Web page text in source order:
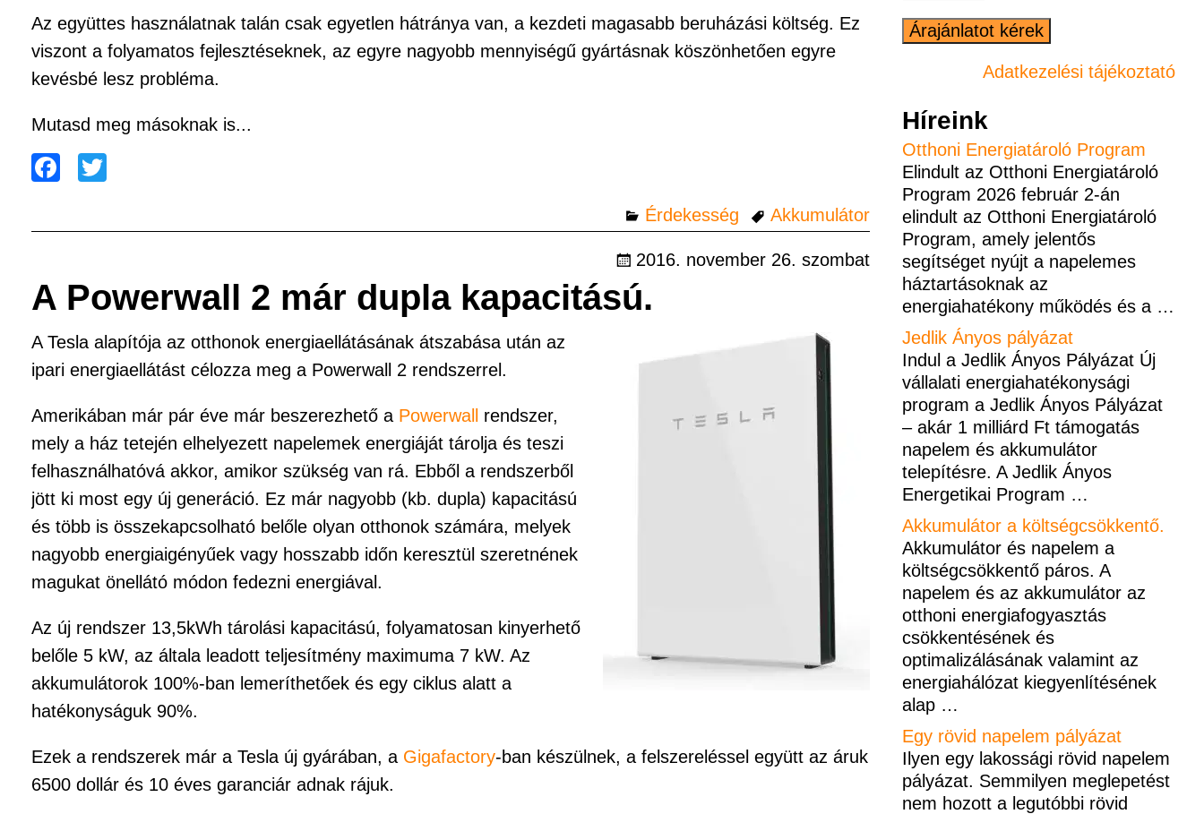
Az együttes használatnak talán csak egyetlen hátránya van, a kezdeti magasabb beruházási költség. Ez
viszont a folyamatos fejlesztéseknek, az egyre nagyobb mennyiségű gyártásnak köszönhetően egyre
kevésbé lesz probléma.
Mutasd meg másoknak is...
c
b
o
o
k
tt
Érdekesség Akkumulátor
2016. november 26. szombat
A Powerwall 2 már dupla kapacitású.
A Tesla alapítója az otthonok energiaellátásának átszabása után az
ipari energiaellátást célozza meg a Powerwall 2 rendszerrel.
Amerikában már pár éve már beszerezhető a Powerwall
rendszer,
mely a ház tetején elhelyezett napelemek energiáját tárolja és teszi
felhasználhatóvá akkor, amikor szükség van rá. Ebből a rendszerből
jött ki most egy új generáció. Ez már nagyobb (kb. dupla) kapacitású
és több is összekapcsolható belőle olyan otthonok számára, melyek
nagyobb energiaigényűek vagy hosszabb időn keresztül szeretnének
magukat önellátó módon fedezni energiával.
Az új rendszer 13,5kWh tárolási kapacitású, folyamatosan kinyerhető
belőle 5 kW, az általa leadott teljesítmény maximuma 7 kW. Az
akkumulátorok 100%-ban lemeríthetőek és egy ciklus alatt a
hatékonyságuk 90%.
Ezek a rendszerek már a Tesla új gyárában, a Gigafactory-ban készülnek, a felszereléssel együtt az áruk
6500 dollár és 10 éves garanciár adnak rájuk.
Adatkezelési tájékoztató
Híreink
Otthoni Energiatároló Program
Elindult az Otthoni Energiatároló
Program 2026 február 2-án
elindult az Otthoni Energiatároló
Program, amely jelentős
segítséget nyújt a napelemes
háztartásoknak az
energiahatékony működés és a …
Jedlik Ányos pályázat
Indul a Jedlik Ányos Pályázat Új
vállalati energiahatékonysági
program a Jedlik Ányos Pályázat
– akár 1 milliárd Ft támogatás
napelem és akkumulátor
telepítésre. A Jedlik Ányos
Energetikai Program …
Akkumulátor a költségcsökkentő.
Akkumulátor és napelem a
költségcsökkentő páros. A
napelem és az akkumulátor az
otthoni energiafogyasztás
csökkentésének és
optimalizálásának valamint az
energiahálózat kiegyenlítésének
alap …
Egy rövid napelem pályázat
Ilyen egy lakossági rövid napelem
pályázat. Semmilyen meglepetést
nem hozott a legutóbbi rövid